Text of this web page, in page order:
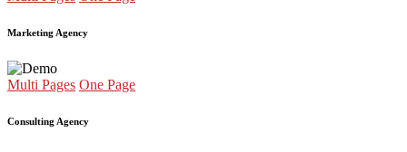
Marketing Agency
Multi Pages One Page
Consulting Agency